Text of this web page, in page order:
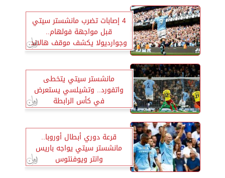
4 إصابات تضرب مانشستر سيتي
قبل مواجهة فولهام..
وجوارديولا يكشف موقف هالاند
مانشستر سيتي يتخطى
واتفورد.. وتشيلسي يستعرض
في كأس الرابطة
قرعة دوري أبطال أوروبا..
مانشستر سيتي يواجه باريس
وانتر ويوفنتوس